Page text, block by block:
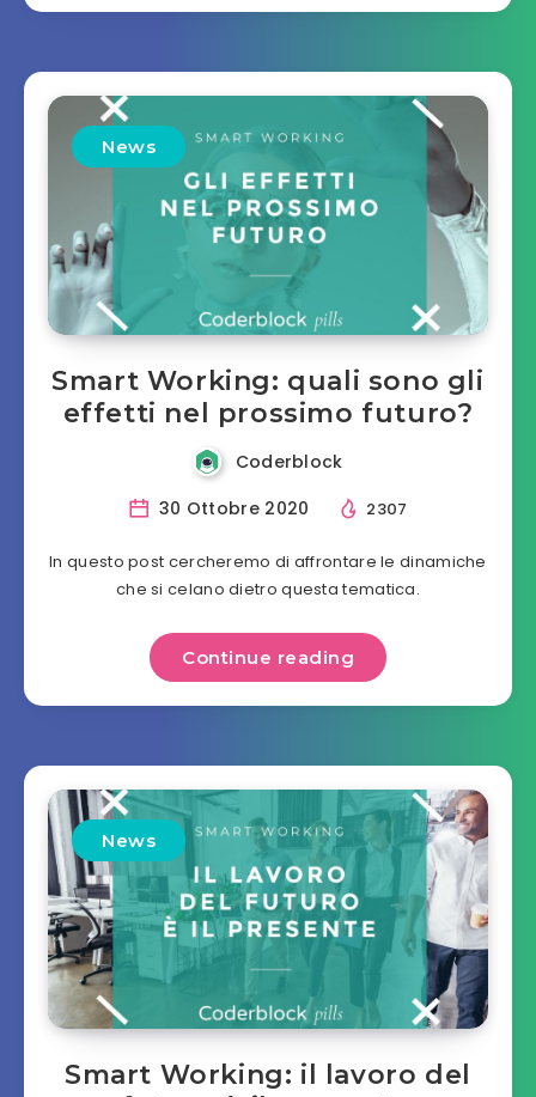
News
Smart Working: quali sono gli
effetti nel prossimo futuro?
Coderblock
30 Ottobre 2020
2307
In questo post cercheremo di affrontare le dinamiche
che si celano dietro questa tematica.
Continue reading
News
Smart Working: il lavoro del